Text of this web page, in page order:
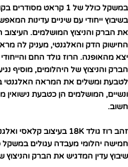
במשקל כולל של 1 קראט
בשיבוץ ייחודי עם שיניים עדינות
את הברק והניצוץ המושלמים.
החישוק הדק והאלגנטי, מעניק לה
יצא מהאופנה. הרוז גולד החם
הברק והניצוץ של היהלומים, מוסיף
לטבעת ומשלים את המראה האלגנטי
ונשיים, המושלמים הן כטבעת נישואין
חשוב.
זהב רוז גולד 18K בעיצוב קלאסי ואלגנטי
חמישה יהלומי מעבדה עגולים במשקל כולל
שיבוץ עדין המדגיש את הברק והניצוץ